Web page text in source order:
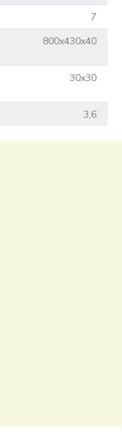
7
800x430x40
30x30
3,6